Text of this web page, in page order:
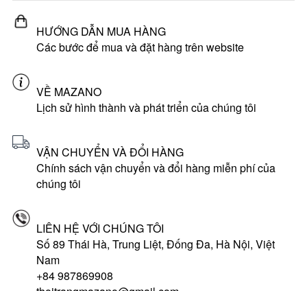
HƯỚNG DẪN MUA HÀNG
Các bước để mua và đặt hàng trên website
VỀ MAZANO
Lịch sử hình thành và phát triển của chúng tôi
VẬN CHUYỂN VÀ ĐỔI HÀNG
Chính sách vận chuyển và đổi hàng miễn phí của
chúng tôi
LIÊN HỆ VỚI CHÚNG TÔI
Số 89 Thái Hà, Trung Liệt, Đống Đa, Hà Nội, Việt
Nam
+84 987869908